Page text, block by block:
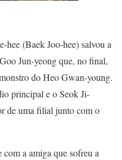
hee (Baek Joo-hee) salvou a
Jun-yeong que, no final,
do Heo Gwan-young.
principal e o Seok Ji-
de uma filial junto com o
a amiga que sofreu a